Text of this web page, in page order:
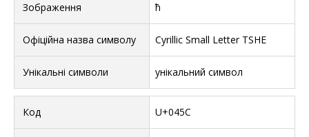
ћ
Cyrillic Small Letter TSHE
унікальний символ
U+045C